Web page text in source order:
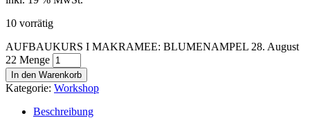
10 vorrätig
AUFBAUKURS I MAKRAMEE: BLUMENAMPEL 28. August
22 Menge
In den Warenkorb
Kategorie: Workshop
Beschreibung